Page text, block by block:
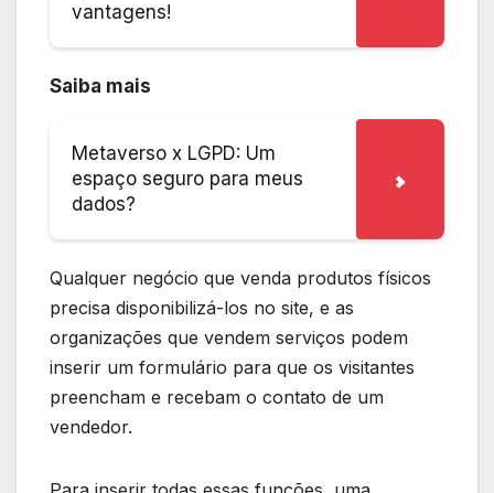
vantagens!
Saiba mais
Metaverso x LGPD: Um
espaço seguro para meus
dados?
Qualquer negócio que venda produtos físicos
precisa disponibilizá-los no site, e as
organizações que vendem serviços podem
inserir um formulário para que os visitantes
preencham e recebam o contato de um
vendedor.